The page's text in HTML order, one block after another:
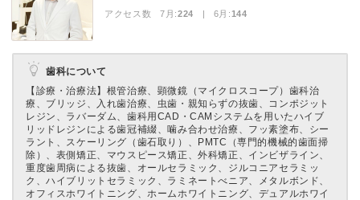
アクセス数 7月:224 | 6月:144
歯科について
【診療・治療法】 根管治療、顕微鏡（マイクロスコープ）歯科治
療、ブリッジ、入れ歯治療、虫歯・親知らずの抜歯、コンポジット
レジン、ラバーダム、歯科用CAD・CAMシステムを用いたハイブ
リッドレジンによる歯冠補綴、噛み合わせ治療、フッ素塗布、シー
ラント、スケーリング（歯石取り）、PMTC（専門的機械的歯面掃
除）、表側矯正、マウスピース矯正、外科矯正、インビザライン、
重度歯周病による抜歯、オールセラミック、ジルコニアセラミッ
ク、ハイブリットセラミック、ラミネートべニア、メタルボンド、
オフィスホワイトニング、ホームホワイトニング、デュアルホワイ